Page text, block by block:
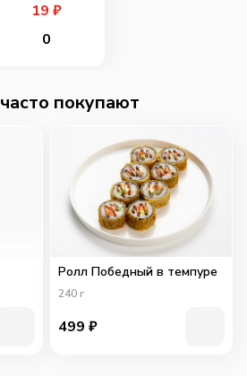
19 ₽
0
покупают
Ролл Победный в темпуре
240 г
499 ₽